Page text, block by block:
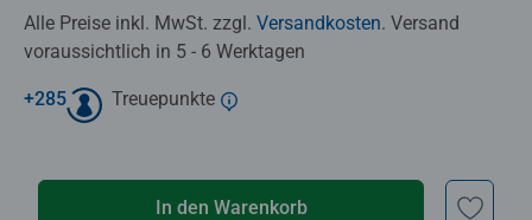
Alle Preise inkl. MwSt. zzgl. Versandkosten. Versand
voraussichtlich in 5 - 6 Werktagen
+285 Treuepunkte
In den Warenkorb